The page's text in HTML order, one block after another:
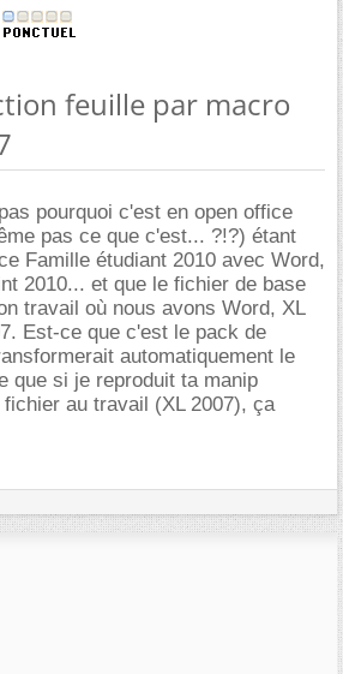
feuille par macro
pourquoi c'est en open office
pas ce que c'est... ?!?) étant
Famille étudiant 2010 avec Word,
2010... et que le fichier de base
travail où nous avons Word, XL
Est-ce que c'est le pack de
automatiquement le
que si je reproduit ta manip
au travail (XL 2007), ça